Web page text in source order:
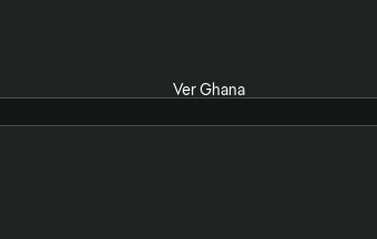
Ver Ghana